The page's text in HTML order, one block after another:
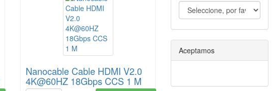
Nanocable Cable HDMI V2.0
4K@60HZ 18Gbps CCS 1 M
Aceptamos